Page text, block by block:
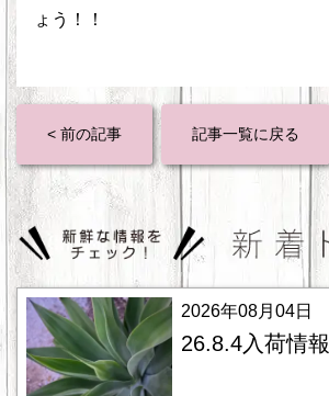
ょう！！
< 前の記事 記事一覧に戻る
2026年08月04日
26.8.4入荷情報